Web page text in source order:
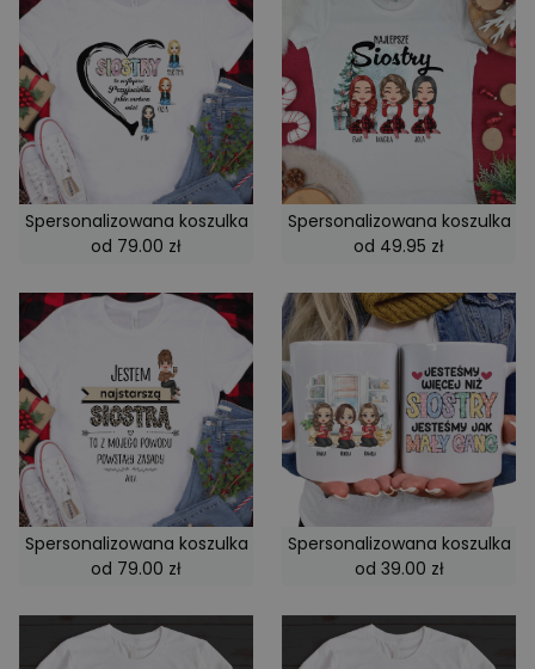
Spersonalizowana koszulka
od 79.00 zł
Spersonalizowana koszulka
od 49.95 zł
Spersonalizowana koszulka
od 79.00 zł
Spersonalizowana koszulka
od 39.00 zł